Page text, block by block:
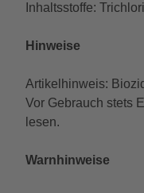
Inhaltsstoffe:
Hinweise
Artikelhinweis:
Vor Gebrauch stets
lesen.
Warnhinweise